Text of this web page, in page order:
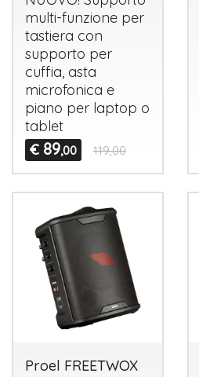
multi-funzione per
tastiera con
supporto per
cuffia, asta
microfonica e
piano per laptop o
tablet
€ 89,00 119,00
Proel FREETWOX